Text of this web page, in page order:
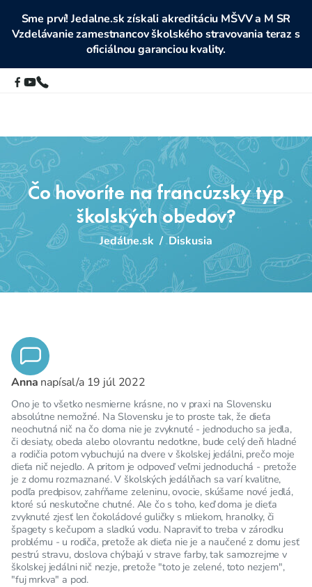
Sme prví! Jedalne.sk získali akreditáciu MŠVV a M SR
Vzdelávanie zamestnancov školského stravovania teraz s
oficiálnou garanciou kvality.
Čo hovoríte na francúzsky typ
školských obedov?
Jedálne.sk / Diskusia
Anna napísal/a 19 júl 2022
Ono je to všetko nesmierne krásne, no v praxi na Slovensku
absolútne nemožné. Na Slovensku je to proste tak, že dieťa
neochutná nič na čo doma nie je zvyknuté - jednoducho sa jedla,
či desiaty, obeda alebo olovrantu nedotkne, bude celý deň hladné
a rodičia potom vybuchujú na dvere v školskej jedálni, prečo moje
dieťa nič nejedlo. A pritom je odpoveď veľmi jednoduchá - pretože
je z domu rozmaznané. V školských jedálňach sa varí kvalitne,
podľa predpisov, zahŕňame zeleninu, ovocie, skúšame nové jedlá,
ktoré sú neskutočne chutné. Ale čo s toho, keď doma je dieťa
zvyknuté zjesť len čokoládové guličky s mliekom, hranolky, či
špagety s kečupom a sladkú vodu. Napraviť to treba v zárodku
problému - u rodiča, pretože ak dieťa nie je a naučené z domu jesť
pestrú stravu, doslova chýbajú v strave farby, tak samozrejme v
školskej jedálni nič nezje, pretože "toto je zelené, toto nezjem",
"fuj mrkva" a pod.